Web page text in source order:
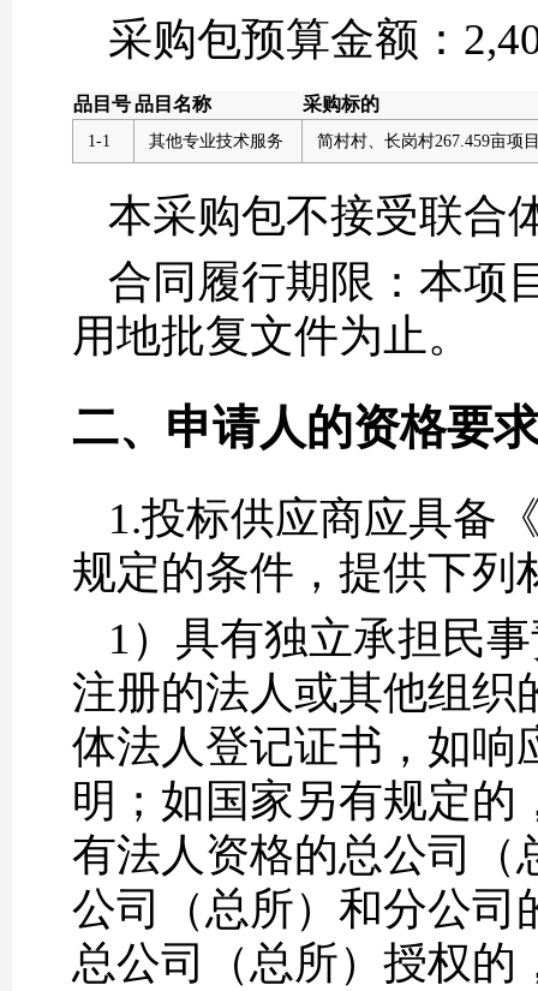
采购包预算金额：
品目号品目名称 采购标的
1-1 其他专业技术服务 简村村、长岗村267.459亩项
本采购包不接受联合
合同履行期限：本项
用地批复文件为止。
二、申请人的资格要
1.投标供应商应具备
规定的条件，提供下列
1）具有独立承担民
注册的法人或其他组织
体法人登记证书，如响
明；如国家另有规定的
有法人资格的总公司（
公司（总所）和分公司
总公司（总所）授权的